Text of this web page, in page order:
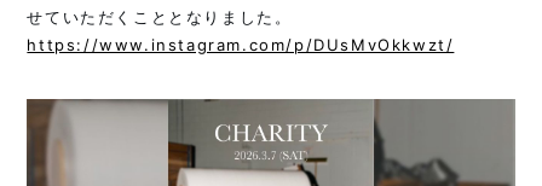
せていただくこととなりました。
https://www.instagram.com/p/DUsMvOkkwzt/